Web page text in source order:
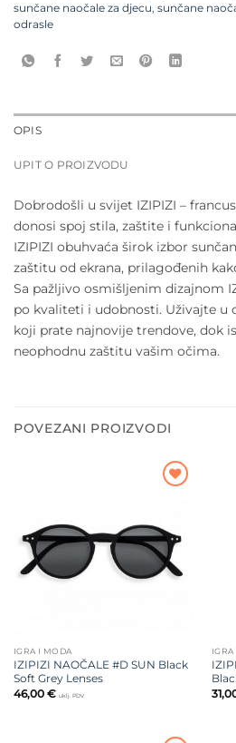
sunčane naočale za djecu, sunčane
odrasle
OPIS
UPIT O PROIZVODU
Dobrodošli u svijet IZIPIZI –
donosi spoj stila, zaštite i
IZIPIZI obuhvaća širok izbor
zaštitu od ekrana, prilagođenih
Sa pažljivo osmišljenim dizajnom
po kvaliteti i udobnosti. Uživajte u
koji prate najnovije trendove, dok
neophodnu zaštitu vašim očima.
POVEZANI PROIZVODI
IGRA I MODA
IZIPIZI NAOČALE #D SUN Black
Soft Grey Lenses
46,00 € uklj. PDV